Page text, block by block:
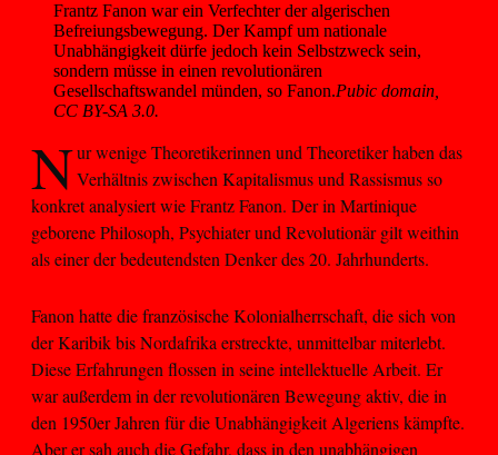
Frantz Fanon war ein Verfechter der algerischen
Befreiungsbewegung. Der Kampf um nationale
Unabhängigkeit dürfe jedoch kein Selbstzweck sein,
sondern müsse in einen revolutionären
Gesellschaftswandel münden, so Fanon.Pubic domain,
CC BY-SA 3.0.
Nur wenige Theoretikerinnen und Theoretiker haben das
Verhältnis zwischen Kapitalismus und Rassismus so
konkret analysiert wie Frantz Fanon. Der in Martinique
geborene Philosoph, Psychiater und Revolutionär gilt weithin
als einer der bedeutendsten Denker des 20. Jahrhunderts.
Fanon hatte die französische Kolonialherrschaft, die sich von
der Karibik bis Nordafrika erstreckte, unmittelbar miterlebt.
Diese Erfahrungen flossen in seine intellektuelle Arbeit. Er
war außerdem in der revolutionären Bewegung aktiv, die in
den 1950er Jahren für die Unabhängigkeit Algeriens kämpfte.
Aber er sah auch die Gefahr, dass in den unabhängigen